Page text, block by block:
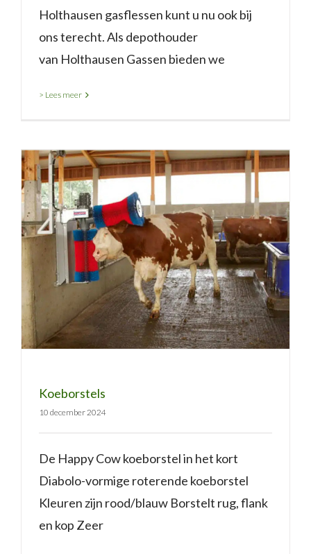
Holthausen gasflessen kunt u nu ook bij
ons terecht. Als depothouder
van Holthausen Gassen bieden we
> Lees meer
Koeborstels
Koeborstels
10 december 2024
De Happy Cow koeborstel in het kort
Diabolo-vormige roterende koeborstel
Kleuren zijn rood/blauw Borstelt rug, flank
en kop Zeer